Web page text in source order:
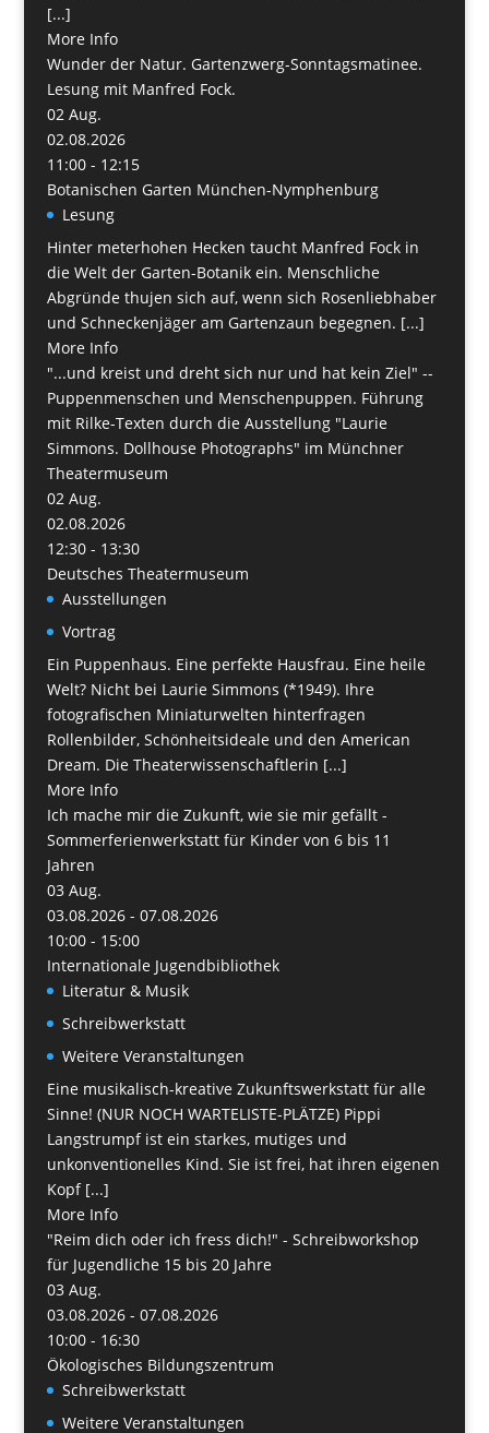
[...]
More Info
Wunder der Natur. Gartenzwerg-Sonntagsmatinee.
Lesung mit Manfred Fock.
02 Aug.
02.08.2026
11:00 - 12:15
Botanischen Garten München-Nymphenburg
Lesung
Hinter meterhohen Hecken taucht Manfred Fock in
die Welt der Garten-Botanik ein. Menschliche
Abgründe thujen sich auf, wenn sich Rosenliebhaber
und Schneckenjäger am Gartenzaun begegnen. [...]
More Info
"...und kreist und dreht sich nur und hat kein Ziel" --
Puppenmenschen und Menschenpuppen. Führung
mit Rilke-Texten durch die Ausstellung "Laurie
Simmons. Dollhouse Photographs" im Münchner
Theatermuseum
02 Aug.
02.08.2026
12:30 - 13:30
Deutsches Theatermuseum
Ausstellungen
Vortrag
Ein Puppenhaus. Eine perfekte Hausfrau. Eine heile
Welt? Nicht bei Laurie Simmons (*1949). Ihre
fotografischen Miniaturwelten hinterfragen
Rollenbilder, Schönheitsideale und den American
Dream. Die Theaterwissenschaftlerin [...]
More Info
Ich mache mir die Zukunft, wie sie mir gefällt -
Sommerferienwerkstatt für Kinder von 6 bis 11
Jahren
03 Aug.
03.08.2026 - 07.08.2026
10:00 - 15:00
Internationale Jugendbibliothek
Literatur & Musik
Schreibwerkstatt
Weitere Veranstaltungen
Eine musikalisch-kreative Zukunftswerkstatt für alle
Sinne! (NUR NOCH WARTELISTE-PLÄTZE) Pippi
Langstrumpf ist ein starkes, mutiges und
unkonventionelles Kind. Sie ist frei, hat ihren eigenen
Kopf [...]
More Info
"Reim dich oder ich fress dich!" - Schreibworkshop
für Jugendliche 15 bis 20 Jahre
03 Aug.
03.08.2026 - 07.08.2026
10:00 - 16:30
Ökologisches Bildungszentrum
Schreibwerkstatt
Weitere Veranstaltungen